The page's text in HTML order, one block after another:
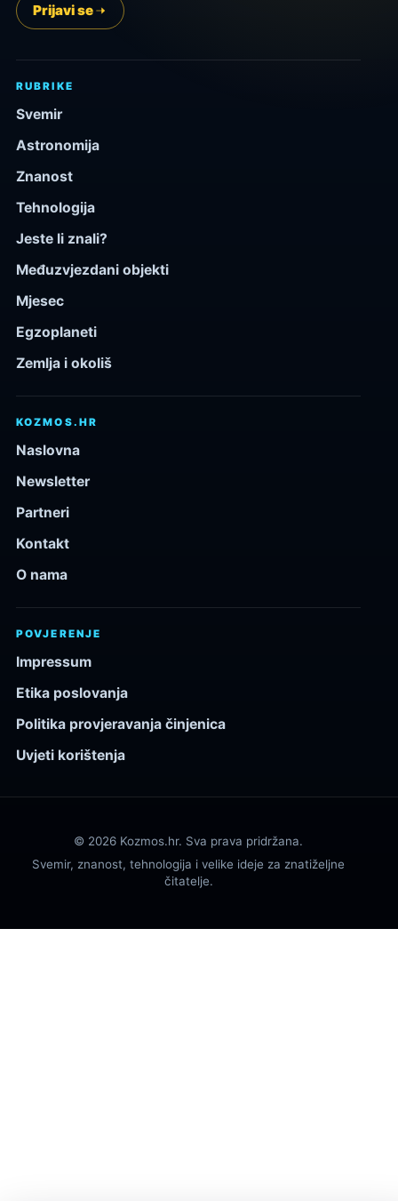
Prijavi se
RUBRIKE
Svemir
Astronomija
Znanost
Tehnologija
Jeste li znali?
Međuzvjezdani objekti
Mjesec
Egzoplaneti
Zemlja i okoliš
KOZMOS.HR
Naslovna
Newsletter
Partneri
Kontakt
O nama
POVJERENJE
Impressum
Etika poslovanja
Politika provjeravanja činjenica
Uvjeti korištenja
© 2026 Kozmos.hr. Sva prava pridržana.
Svemir, znanost, tehnologija i velike ideje za znatiželjne
čitatelje.